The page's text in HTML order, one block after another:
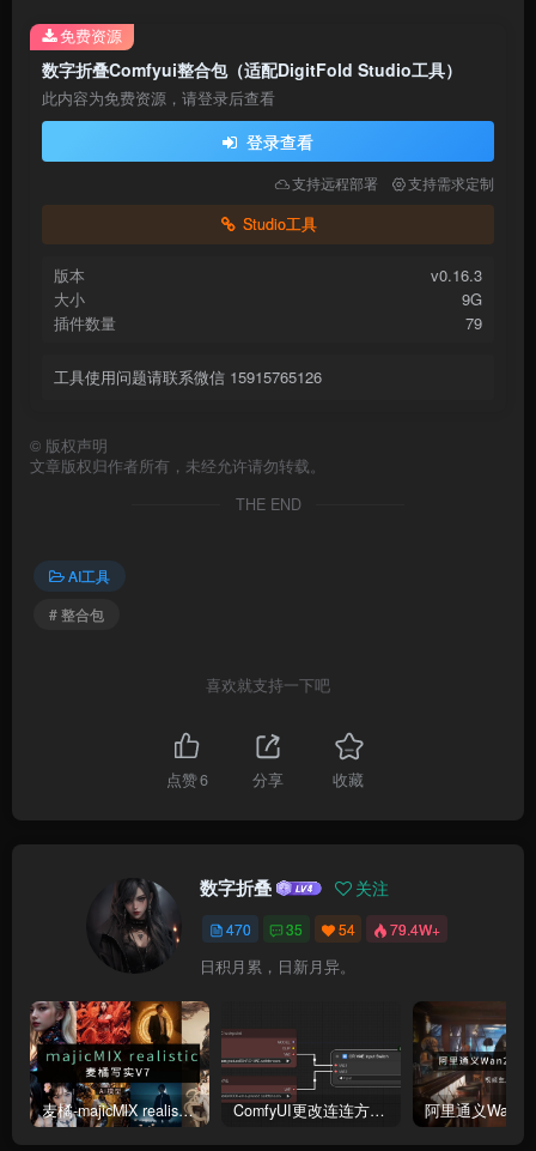
数字折叠Comfyui整合包（适配DigitFold Studio工具）
此内容为免费资源，请登录后查看
登录查看
支持远程部署 支持需求定制
Studio工具
版本
v0.16.3
大小
9G
插件数量
79
工具使用问题请联系微信 15915765126
免费资源
© 版权声明
文章版权归作者所有，未经允许请勿转载。
THE END
AI工具
# 整合包
喜欢就支持一下吧
点赞6 分享 收藏
数字折叠 关注
470 35 54 79.4W+
日积月累，日新月异。
麦橘-majicMlX realistic 麦橘写实V7模型 ComfyUI更改连连方式为直线连接